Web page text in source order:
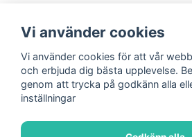
Om oss
Köpvillkor
Cookies
Integritetspolicy
Returer
Vi använder cookies
Vi använder cookies för att vår
och erbjuda dig bästa upplevelse.
genom att trycka på godkänn alla
inställningar